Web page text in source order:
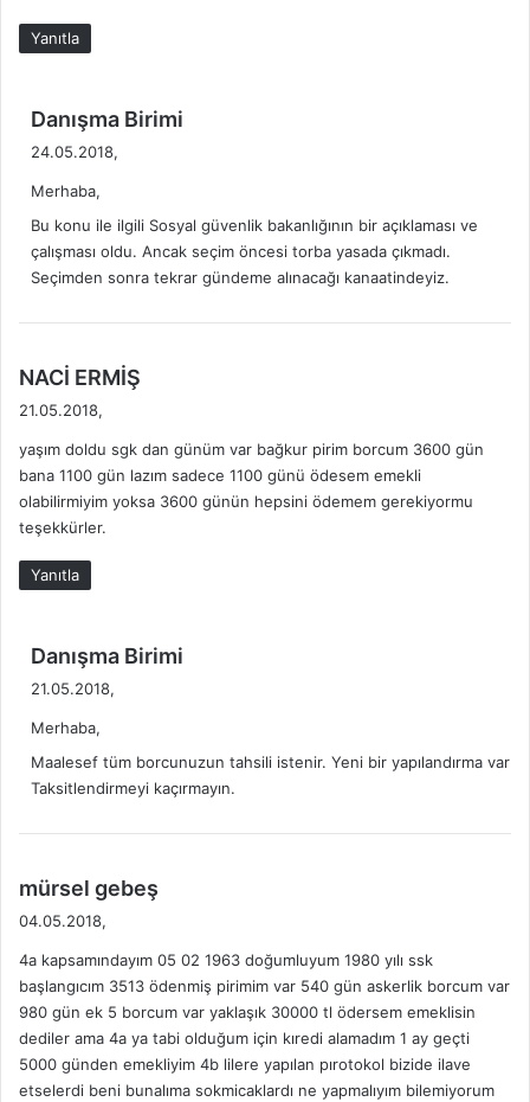
Yanıtla
Danışma Birimi
k
i
:
24.05.2018,
Merhaba,
Bu konu ile ilgili Sosyal güvenlik bakanlığının bir açıklaması ve
çalışması oldu. Ancak seçim öncesi torba yasada çıkmadı.
Seçimden sonra tekrar gündeme alınacağı kanaatindeyiz.
NACİ ERMİŞ
i
k
i
21.05.2018,
yaşım doldu sgk dan günüm var bağkur pirim borcum 3600 gün
bana 1100 gün lazım sadece 1100 günü ödesem emekli
olabilirmiyim yoksa 3600 günün hepsini ödemem gerekiyormu
teşekkürler.
Yanıtla
Danışma Birimi
k
i
21.05.2018,
Merhaba,
Maalesef tüm borcunuzun tahsili istenir. Yeni bir yapılandırma var
Taksitlendirmeyi kaçırmayın.
mürsel gebeş
i
k
i
:
04.05.2018,
4a kapsamındayım 05 02 1963 doğumluyum 1980 yılı ssk
başlangıcım 3513 ödenmiş pirimim var 540 gün askerlik borcum var
980 gün ek 5 borcum var yaklaşık 30000 tl ödersem emeklisin
dediler ama 4a ya tabi olduğum için kıredi alamadım 1 ay geçti
5000 günden emekliyim 4b lilere yapılan pırotokol bizide ilave
etselerdi beni bunalıma sokmicaklardı ne yapmalıyım bilemiyorum